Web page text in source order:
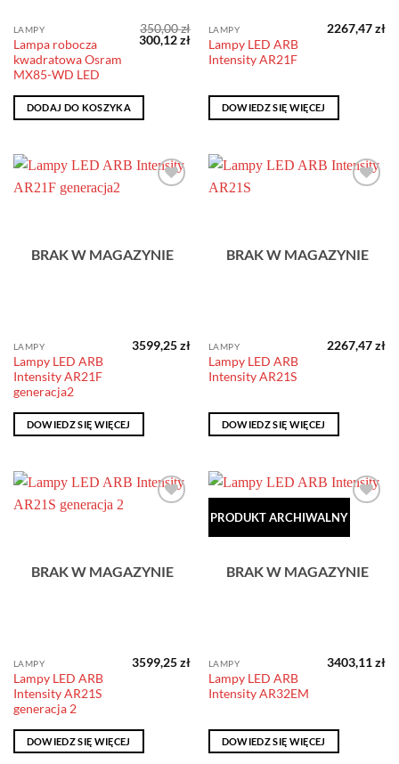
LAMPY
Lampa robocza
kwadratowa Osram
MX85-WD LED
350,00zł
Pierwotna
cena
300,12złAktualna
cena
wynosi:
DODAJ DO KOSZYKA
LAMPY
Lampy LED ARB
Intensity AR21F
2267,47zł
DOWIEDZ SIĘ WIĘCEJ
BRAK W MAGAZYNIE
LAMPY
Lampy LED ARB
Intensity AR21F
generacja2
3599,25zł
DOWIEDZ SIĘ WIĘCEJ
BRAK W MAGAZYNIE
LAMPY
Lampy LED ARB
Intensity AR21S
2267,47zł
DOWIEDZ SIĘ WIĘCEJ
BRAK W MAGAZYNIE
LAMPY
Lampy LED ARB
Intensity AR21S
generacja 2
3599,25zł
DOWIEDZ SIĘ WIĘCEJ
PRODUKT ARCHIWALNY
Dodaj do
BRAK W MAGAZYNIE
LAMPY
Lampy LED ARB
Intensity AR32EM
3403,11zł
DOWIEDZ SIĘ WIĘCEJ